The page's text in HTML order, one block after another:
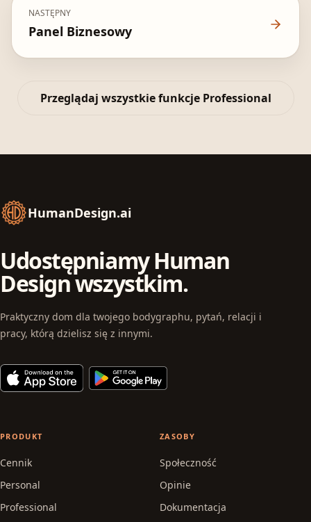
NASTĘPNY
Panel Biznesowy
Przeglądaj wszystkie funkcje Professional
HumanDesign.ai
Udostępniamy Human
Design wszystkim.
Praktyczny dom dla twojego bodygraphu, pytań, relacji i
pracy, którą dzielisz się z innymi.
PRODUKT
Cennik
Personal
Professional
ZASOBY
Społeczność
Opinie
Dokumentacja